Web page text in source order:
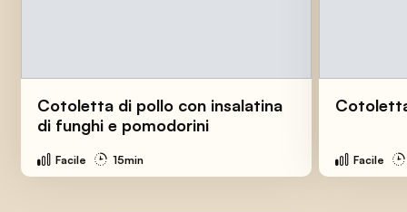
Cotoletta di pollo con insalatina
di funghi e pomodorini
Facile 15min Facile